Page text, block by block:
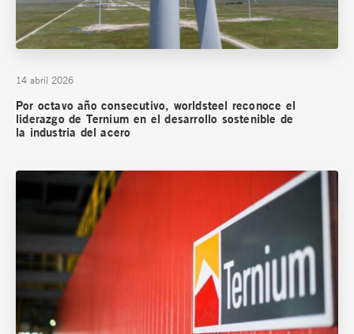
14 abril 2026
Por octavo año consecutivo, worldsteel reconoce el
liderazgo de Ternium en el desarrollo sostenible de
la industria del acero